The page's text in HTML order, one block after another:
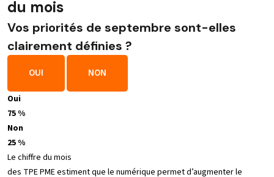
du mois
Vos priorités de septembre sont-elles
clairement définies ?
OUI NON
Oui
75 %
Non
25 %
Le chiffre du mois
des TPE PME estiment que le numérique permet d’augmenter le